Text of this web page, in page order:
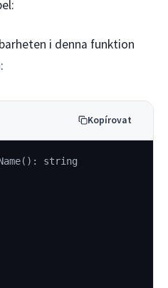
i denna funktion
Kopírovat
string